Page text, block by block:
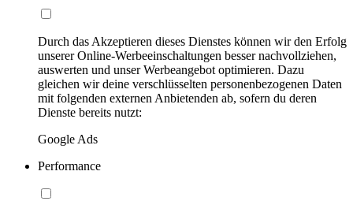
Durch das Akzeptieren dieses Dienstes können wir den Erfolg
unserer Online-Werbeeinschaltungen besser nachvollziehen,
auswerten und unser Werbeangebot optimieren. Dazu
gleichen wir deine verschlüsselten personenbezogenen Daten
mit folgenden externen Anbietenden ab, sofern du deren
Dienste bereits nutzt:
Google Ads
Performance